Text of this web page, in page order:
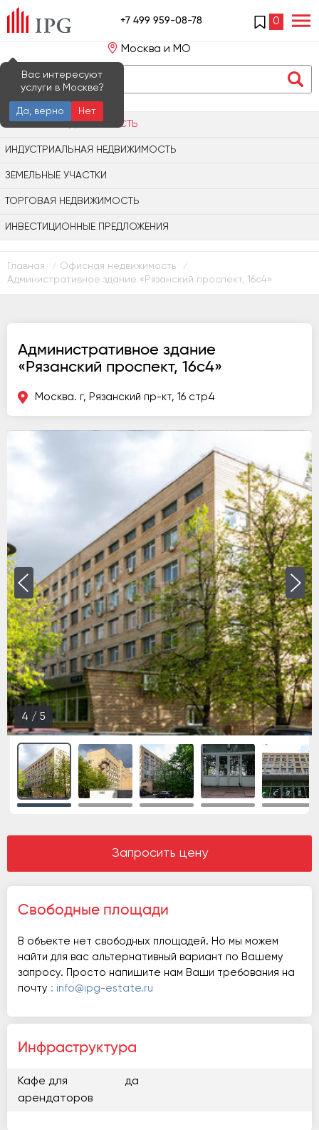
+7 499 959-08-78 0
Москва и МО
Вас интересуют
услуги в Москве?
Да, верно
Нет
ОФИСНАЯ НЕДВИЖИМОСТЬ
ИНДУСТРИАЛЬНАЯ НЕДВИЖИМОСТЬ
ЗЕМЕЛЬНЫЕ УЧАСТКИ
ТОРГОВАЯ НЕДВИЖИМОСТЬ
ИНВЕСТИЦИОННЫЕ ПРЕДЛОЖЕНИЯ
Главная / Офисная недвижимость /
Административное здание «Рязанский проспект, 16с4»
Административное здание
«Рязанский проспект, 16с4»
Москва. г, Рязанский пр-кт, 16 стр4
5/ 5
Запросить цену
Свободные площади
В объекте нет свободных площадей. Но мы можем
найти для вас альтернативный вариант по Вашему
запросу. Просто напишите нам Ваши требования на
почту : info@ipg-estate.ru
Инфраструктура
Кафе для
арендаторов
да